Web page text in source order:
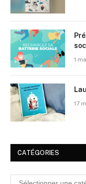
1
17
CATÉGORIES
Catégories